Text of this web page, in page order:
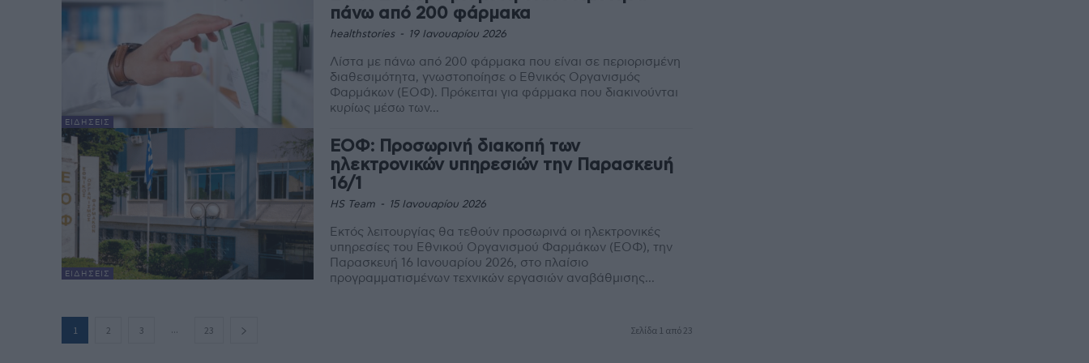
ΕΙΔΉΣΕΙΣ
πάνω από 200 φάρμακα
healthstories - 19 Ιανουαρίου 2026
Λίστα με πάνω από 200 φάρμακα που είναι σε περιορισμένη
διαθεσιμότητα, γνωστοποίησε ο Εθνικός Οργανισμός
Φαρμάκων (ΕΟΦ). Πρόκειται για φάρμακα που διακινούνται
κυρίως μέσω των...
ΕΙΔΉΣΕΙΣ
ΕΟΦ: Προσωρινή διακοπή των
ηλεκτρονικών υπηρεσιών την Παρασκευή
16/1
HS Team - 15 Ιανουαρίου 2026
Εκτός λειτουργίας θα τεθούν προσωρινά οι ηλεκτρονικές
υπηρεσίες του Εθνικού Οργανισμού Φαρμάκων (ΕΟΦ), την
Παρασκευή 16 Ιανουαρίου 2026, στο πλαίσιο
προγραμματισμένων τεχνικών εργασιών αναβάθμισης...
1 2 3 ... 23 Σελίδα 1 από 23